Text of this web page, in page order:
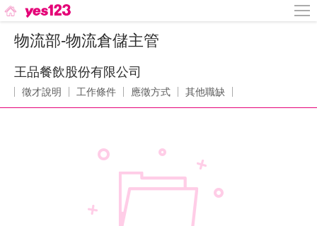
物流部-物流倉儲主管
王品餐飲股份有限公司
徵才說明 工作條件 應徵方式 其他職缺